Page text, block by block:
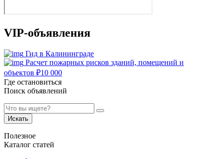
VIP-объявления
Гид в Калининграде
Расчет пожарных рисков зданий, помещений и
объектов ₽10 000
Где остановиться
Поиск объявлений
Искать
Полезное
Каталог статей